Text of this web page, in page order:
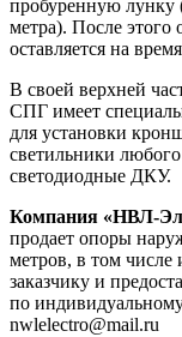
пробуренную лунку
метра). После этого
оставляется на
В своей верхней
СПГ имеет
для установки
светильники
светодиодные ДКУ.
Компания «НВЛ-
продает опоры
метров, в том
заказчику и
по
nwlelectro@mail.ru